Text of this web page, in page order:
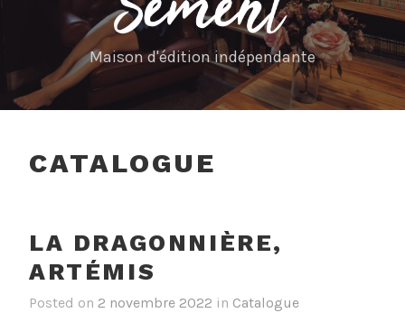
Maison d'édition indépendante
CATALOGUE
LA DRAGONNIÈRE,
ARTÉMIS
Posted on 2 novembre 2022 in Catalogue